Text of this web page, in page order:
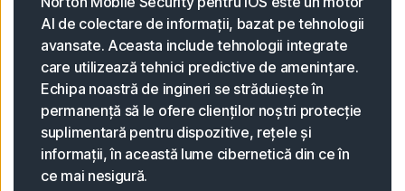
AI de colectare de informații, bazat pe tehnologii
avansate. Aceasta include tehnologii integrate
care utilizează tehnici predictive de amenințare.
Echipa noastră de ingineri se străduiește în
permanență să le ofere clienților noștri protecție
suplimentară pentru dispozitive, rețele și
informații, în această lume cibernetică din ce în
ce mai nesigură.